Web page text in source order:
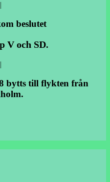
|
beslutet
V och SD.
|
bytts till flykten från